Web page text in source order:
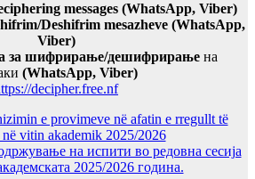
messages (WhatsApp, Viber)
Deshifrim mesazheve (WhatsApp,
Viber)
за шифрирање/дешифрирањена
(WhatsApp, Viber)
decipher.free.nf
e provimeve në afatin e rregullt të
vitin akademik 2025/2026
на испити во редовна сесија
2025/2026 година.